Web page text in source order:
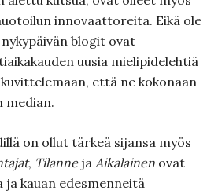
innovaattoreita. Eikä ole
blogit ovat
uusia mielipidelehtiä
että ne kokonaan
median.
on ollut tärkeä sijansa myös
, Tilanneja Aikalainen ovat
ja kauan edesmenneitä